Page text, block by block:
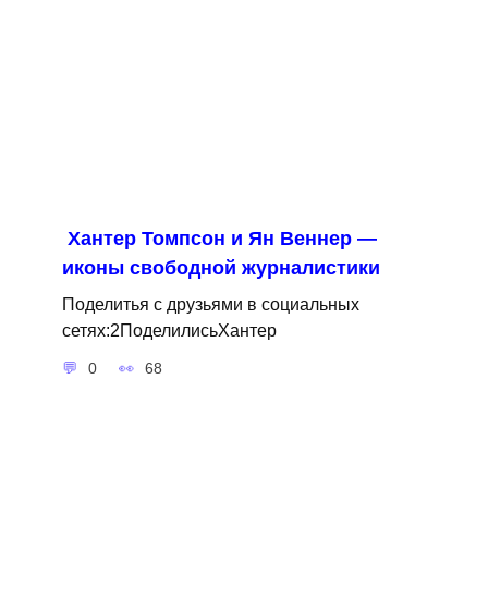
Хантер Томпсон и Ян Веннер —
иконы свободной журналистики
Поделитья с друзьями в социальных
сетях:2ПоделилисьХантер
0 68